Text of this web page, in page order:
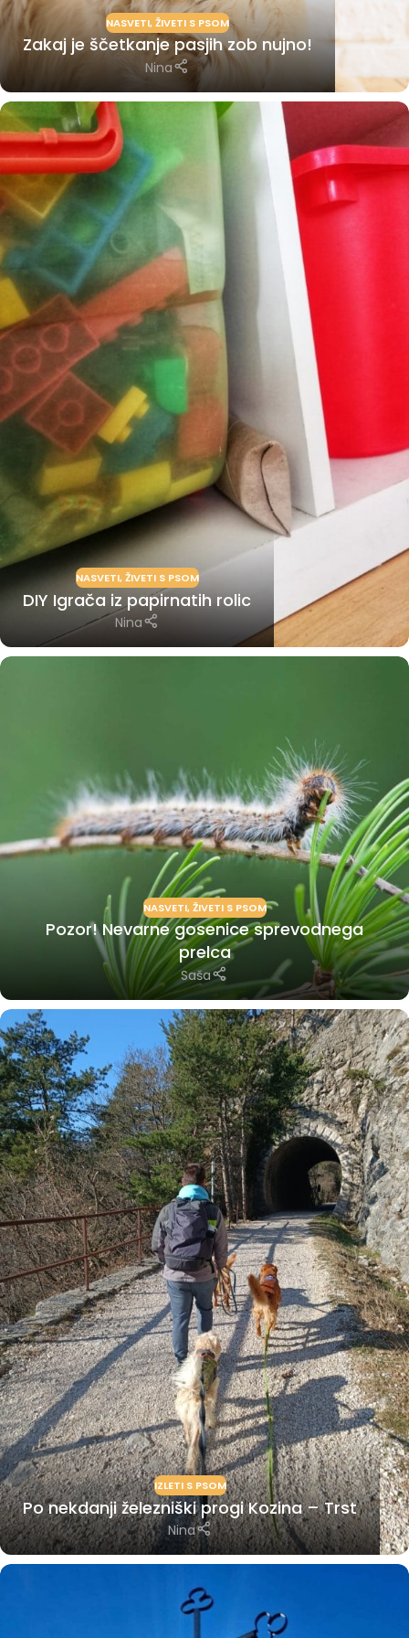
NASVETI,ŽIVETI S PSOM
Zakaj je ščetkanje pasjih zob nujno!
Nina
NASVETI,ŽIVETI S PSOM
DIY Igrača iz papirnatih rolic
Nina
NASVETI,ŽIVETI S PSOM
Pozor! Nevarne gosenice sprevodnega
prelca
Saša
IZLETI S PSOM
Po nekdanji železniški progi Kozina – Trst
Nina